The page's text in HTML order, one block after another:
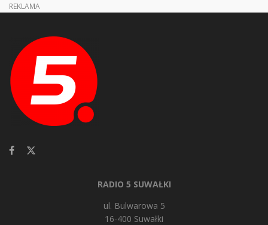
REKLAMA
RADIO 5 SUWAŁKI
ul. Bulwarowa 5
16-400 Suwałki